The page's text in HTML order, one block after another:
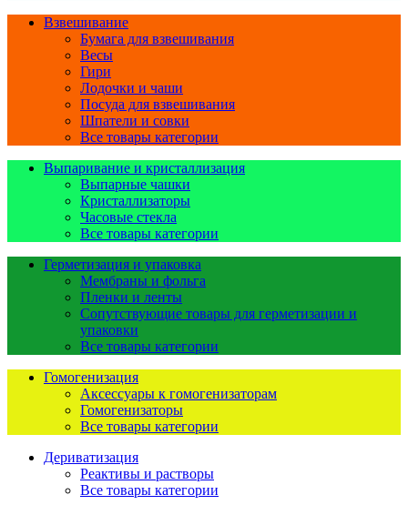
Взвешивание
Бумага для взвешивания
Весы
Гири
Лодочки и чаши
Посуда для взвешивания
Шпатели и совки
Все товары категории
Выпаривание и кристаллизация
Выпарные чашки
Кристаллизаторы
Часовые стекла
Все товары категории
Герметизация и упаковка
Мембраны и фольга
Пленки и ленты
Сопутствующие товары для герметизации и
упаковки
Все товары категории
Гомогенизация
Аксессуары к гомогенизаторам
Гомогенизаторы
Все товары категории
Дериватизация
Реактивы и растворы
Все товары категории